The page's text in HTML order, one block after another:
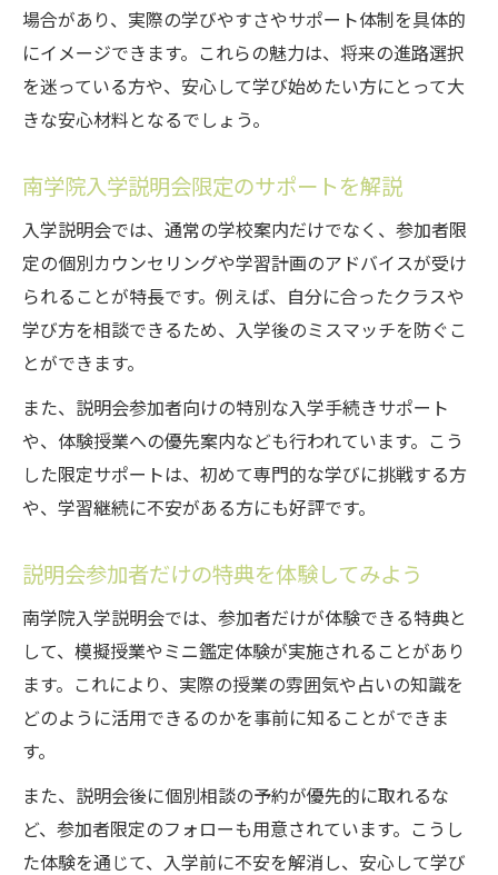
地元で役立つ南学院入学説明会特典の活か
し方
南学院入学説明会参加前の準備ポイント紹
介
南学院入学説明会参加で得られる特典を解
説
説明会に出席するだけで享受できるメリッ
ト
南学院入学説明会参加者限定の特典一覧
気軽な参加で得られる南学院のサポート内
容
南学院入学説明会の参加特典を最大限活用
しよう
入学説明会の特徴的なメリットを深掘り
説
説明会参加による独自メリットを知ろう
南学院入学説明会の特徴的な魅力を発見
参加する価値が高い南学院入学説明会の理
由
場合があり、実際の学びやすさやサポート体制を具体的
にイメージできます。これらの魅力は、将来の進路選択
を迷っている方や、安心して学び始めたい方にとって大
きな安心材料となるでしょう。
南学院入学説明会限定のサポートを解説
入学説明会では、通常の学校案内だけでなく、参加者限
定の個別カウンセリングや学習計画のアドバイスが受け
られることが特長です。例えば、自分に合ったクラスや
学び方を相談できるため、入学後のミスマッチを防ぐこ
とができます。
また、説明会参加者向けの特別な入学手続きサポート
や、体験授業への優先案内なども行われています。こう
した限定サポートは、初めて専門的な学びに挑戦する方
や、学習継続に不安がある方にも好評です。
説明会参加者だけの特典を体験してみよう
南学院入学説明会では、参加者だけが体験できる特典と
して、模擬授業やミニ鑑定体験が実施されることがあり
ます。これにより、実際の授業の雰囲気や占いの知識を
どのように活用できるのかを事前に知ることができま
す。
また、説明会後に個別相談の予約が優先的に取れるな
ど、参加者限定のフォローも用意されています。こうし
た体験を通じて、入学前に不安を解消し、安心して学び